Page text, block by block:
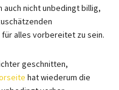
auch nicht unbedingt billig,
alles vorbereitet zu sein.
geschnitten,
hat wiederum die